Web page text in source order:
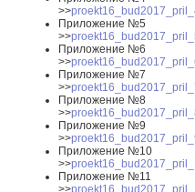
>>
Приложение №5
>>
Приложение №6
>>
Приложение №7
>>
Приложение №8
>>
Приложение №9
>>
Приложение №10
>>
Приложение №11
>>